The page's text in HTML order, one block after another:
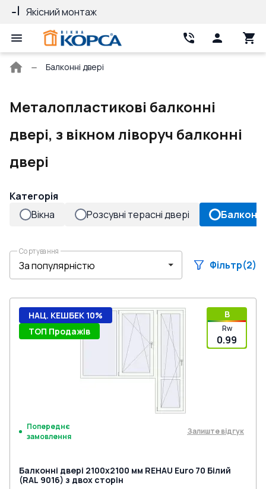
Якісний монтаж
Головна
Балконні двері
Металопластикові балконні
двері, з вікном ліворуч балконні
двері
Категорія
Вікна
Розсувні терасні двері
Сортування
Фільтр(2)
B
Rw
0.99
НАЦ. КЕШБЕК 10%
ТОП Продажів
Попереднє
замовлення
Залиште відгук
Балконні двері 2100x2100 мм REHAU Euro 70 Білий
(RAL 9016) з двох сторін